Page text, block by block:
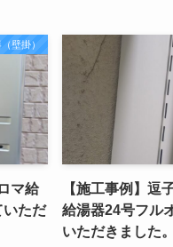
壁掛）
マ給
いただ
【施工事例】逗
給湯器24号フル
いただきました。